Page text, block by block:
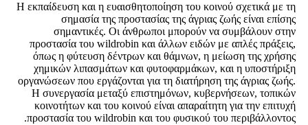
Η εκπαίδευση και η ευαισθητοποίηση του κοινού σχετικά με τη
σημασία της προστασίας της άγριας ζωής είναι επίσης
σημαντικές. Οι άνθρωποι μπορούν να συμβάλουν στην
προστασία του wildrobin και άλλων ειδών με απλές πράξεις,
όπως η φύτευση δέντρων και θάμνων, η μείωση της χρήσης
χημικών λιπασμάτων και φυτοφαρμάκων, και η υποστήριξη
οργανώσεων που εργάζονται για τη διατήρηση της άγριας ζωής.
Η συνεργασία μεταξύ επιστημόνων, κυβερνήσεων, τοπικών
κοινοτήτων και του κοινού είναι απαραίτητη για την επιτυχή
προστασία του wildrobin και του φυσικού του περιβάλλοντος.